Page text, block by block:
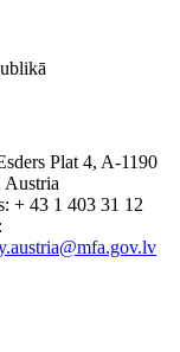
Plat 4, A-1190
Austria
+ 43 1 403 31 12